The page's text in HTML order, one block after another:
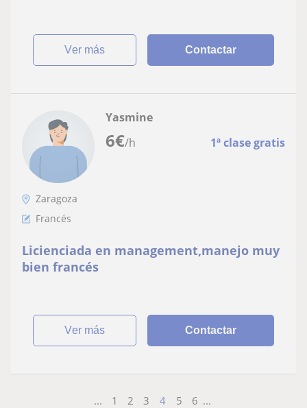
ver más Contactar
6€/h 1ª clase gratis
Yasmine
Zaragoza
Francés
Licienciada en management,manejo muy
bien francés
ver más Contactar
... 1 2 3 4 5 6 ...